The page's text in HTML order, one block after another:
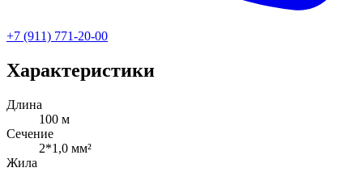
+7 (911) 771-20-00
Характеристики
Длина
100 м
Сечение
2*1,0 мм²
Жила